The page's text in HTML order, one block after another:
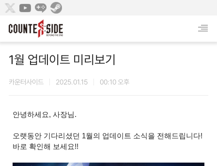
1월 업데이트 미리보기
카운터사이드 2025.01.15 00:10 오후
안녕하세요, 사장님.
오랫동안 기다리셨던 1월의 업데이트 소식을 전해드립니다!
바로 확인해 보세요!!